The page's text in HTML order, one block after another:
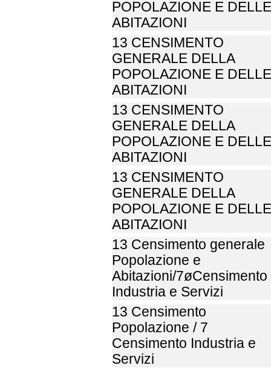
POPOLAZIONE E DELLE
ABITAZIONI
13 CENSIMENTO
GENERALE DELLA
POPOLAZIONE E DELLE
ABITAZIONI
13 CENSIMENTO
GENERALE DELLA
POPOLAZIONE E DELLE
ABITAZIONI
13 CENSIMENTO
GENERALE DELLA
POPOLAZIONE E DELLE
ABITAZIONI
13 Censimento generale
Popolazione e
Abitazioni/7øCensimento
Industria e Servizi
13 Censimento
Popolazione / 7
Censimento Industria e
Servizi